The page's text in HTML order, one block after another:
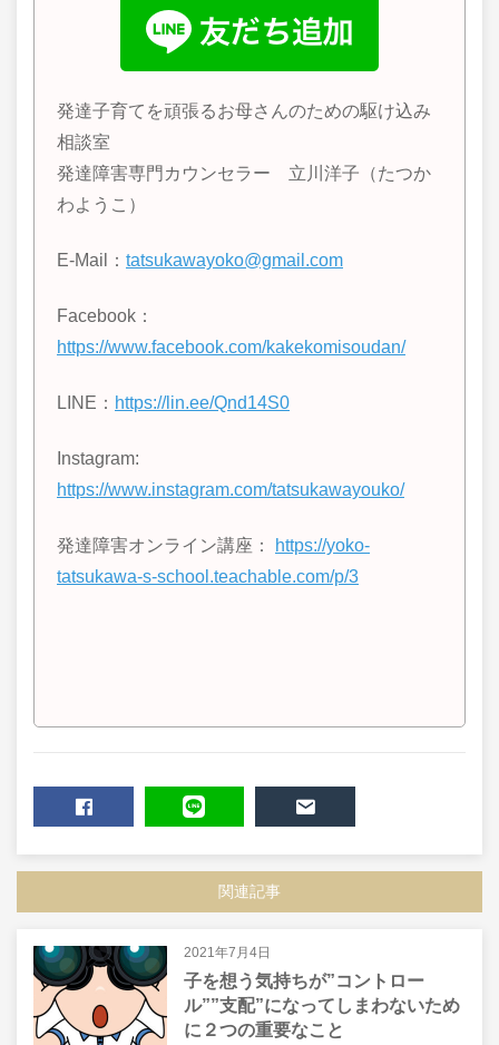
発達子育てを頑張るお母さんのための駆け込み
相談室
発達障害専門カウンセラー 立川洋子（たつか
わようこ）
E-Mail： tatsukawayoko@gmail.com
Facebook：
https://www.facebook.com/kakekomisoudan/
LINE ： https://lin.ee/Qnd14S0
Instagram:
https://www.instagram.com/tatsukawayouko/
発達障害オンライン講座：
https://yoko-
tatsukawa-s-school.teachable.com/p/3
関連記事
2021年7月4日
子を想う気持ちが”コントロー
ル””支配”になってしまわないため
に２つの重要なこと